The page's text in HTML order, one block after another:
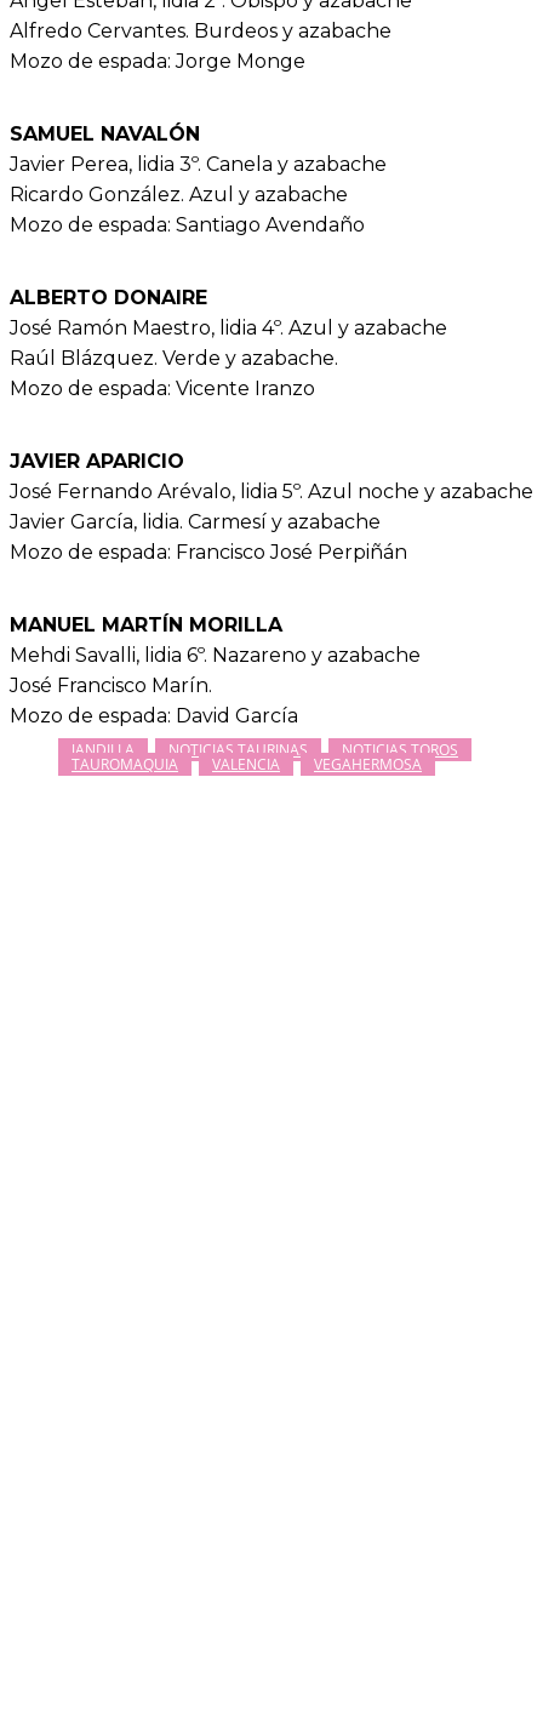
Alfredo Cervantes. Burdeos y azabache
Mozo de espada: Jorge Monge
SAMUEL NAVALÓN
Javier Perea, lidia 3º. Canela y azabache
Ricardo González. Azul y azabache
Mozo de espada: Santiago Avendaño
ALBERTO DONAIRE
José Ramón Maestro, lidia 4º. Azul y azabache
Raúl Blázquez. Verde y azabache.
Mozo de espada: Vicente Iranzo
JAVIER APARICIO
José Fernando Arévalo, lidia 5º. Azul noche y azabache
Javier García, lidia. Carmesí y azabache
Mozo de espada: Francisco José Perpiñán
MANUEL MARTÍN MORILLA
Mehdi Savalli, lidia 6º. Nazareno y azabache
José Francisco Marín.
Mozo de espada: David García
JANDILLA NOTICIAS TAURINAS NOTICIAS TOROS
TAUROMAQUIA VALENCIA VEGAHERMOSA